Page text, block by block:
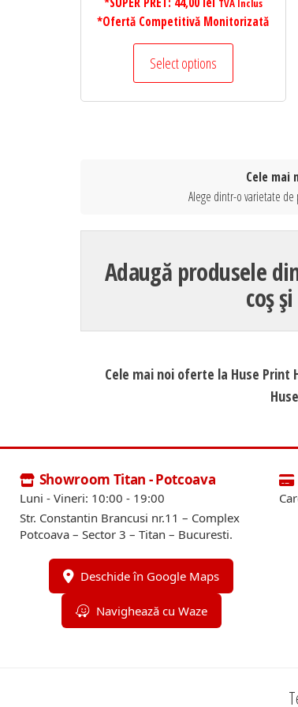
*Ofertă Competitivă Monitorizată
Select options
Cele mai
Alege dintr-o varietate de
Adaugă produsele
coș
Cele mai noi oferte la Huse Print
Showroom Titan - Potcoava
Luni - Vineri: 10:00 - 19:00
Str. Constantin Brancusi nr.11 – Complex
Potcoava – Sector 3 – Titan – Bucuresti.
Deschide în Google Maps
Navighează cu Waze